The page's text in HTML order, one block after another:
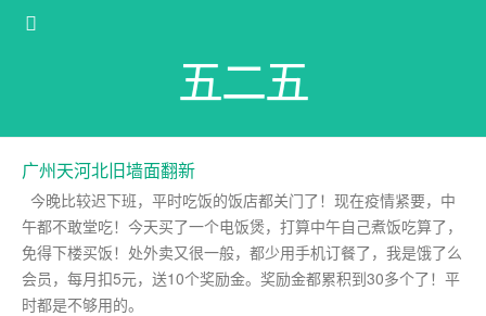
五二五
广州天河北旧墙面翻新
今晚比较迟下班，平时吃饭的饭店都关门了！现在疫情紧要，中
午都不敢堂吃！今天买了一个电饭煲，打算中午自己煮饭吃算了，
免得下楼买饭！处外卖又很一般，都少用手机订餐了，我是饿了么
会员，每月扣5元，送10个奖励金。奖励金都累积到30多个了！平
时都是不够用的。